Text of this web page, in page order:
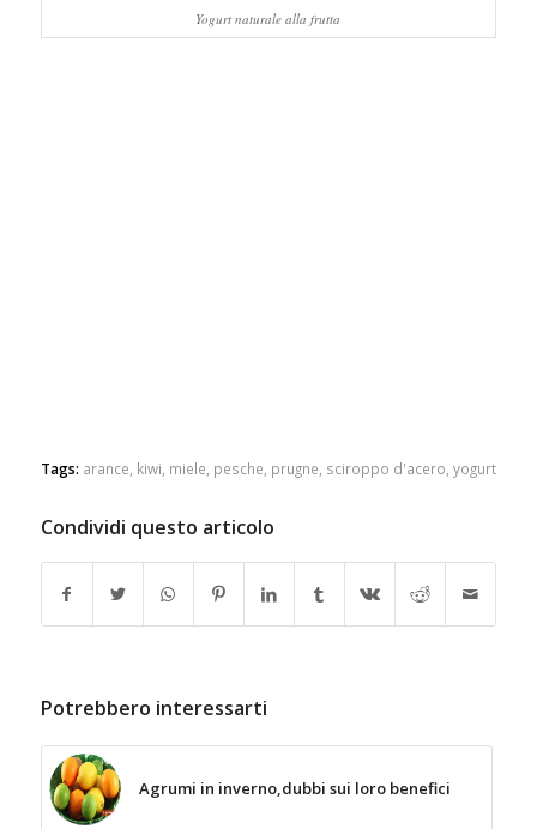
Yogurt naturale alla frutta
Tags: arance kiwi miele pesche prugne sciroppo d'acero yogurt
Condividi questo articolo
Potrebbero interessarti
Agrumi in inverno,dubbi sui loro benefici